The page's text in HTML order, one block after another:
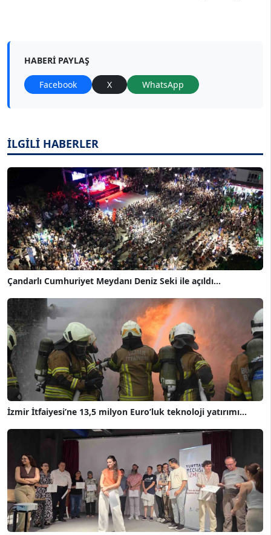
HABERI PAYLAŞ
Facebook X WhatsApp
İLGİLİ HABERLER
Çandarlı Cumhuriyet Meydanı Deniz Seki ile açıldı...
İzmir İtfaiyesi’ne 13,5 milyon Euro’luk teknoloji yatırımı...